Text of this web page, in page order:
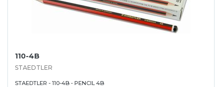
110-4B
STAEDTLER
STAEDTLER - 110-4B - PENCIL 4B